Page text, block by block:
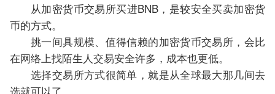
从加密货币交易所买进BNB，是较安全买卖加密货
币的方式。
挑一间具规模、值得信赖的加密货币交易所，会比
在网络上找陌生人交易安全许多，成本也更低。
选择交易所方式很简单，就是从全球最大那几间去
选就可以了。